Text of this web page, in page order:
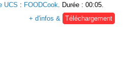
UCS : FOODCook. Durée : 00:05.
+ d'infos & Téléchargement